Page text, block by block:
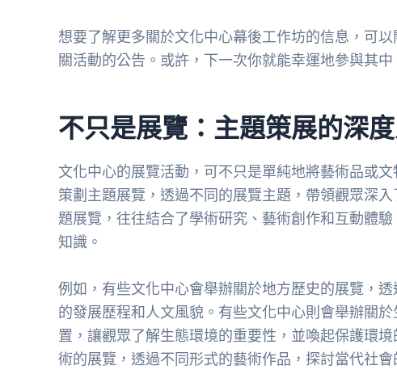
想要了解更多關於文化中心幕後工作坊的信息，可
關活動的公告。或許，下一次你就能幸運地參與其
不只是展覽：主題策展的深
文化中心的展覽活動，可不只是單純地將藝術品或
策劃主題展覽，透過不同的展覽主題，帶領觀眾深
題展覽，往往結合了學術研究、藝術創作和互動體
知識。
例如，有些文化中心會舉辦關於地方歷史的展覽，
的發展歷程和人文風貌。有些文化中心則會舉辦關
置，讓觀眾了解生態環境的重要性，並喚起保護環
術的展覽，透過不同形式的藝術作品，探討當代社會